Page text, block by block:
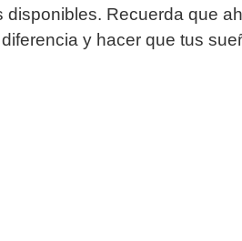
disponibles. Recuerda que
y hacer que tus